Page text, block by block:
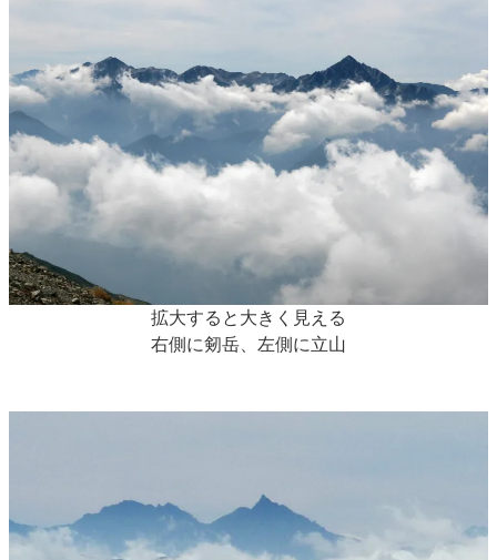
拡大すると大きく見える
右側に剱岳、左側に立山